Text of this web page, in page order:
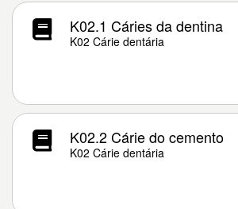
K02.1 Cáries da dentina
K02 Cárie dentária
K02.2 Cárie do cemento
K02 Cárie dentária